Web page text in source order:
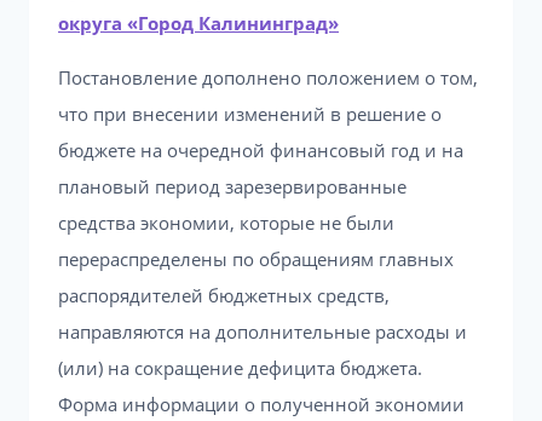
округа «Город Калининград»
Постановление дополнено положением о том,
что при внесении изменений в решение о
бюджете на очередной финансовый год и на
плановый период зарезервированные
средства экономии, которые не были
перераспределены по обращениям главных
распорядителей бюджетных средств,
направляются на дополнительные расходы и
(или) на сокращение дефицита бюджета.
Форма информации о полученной экономии